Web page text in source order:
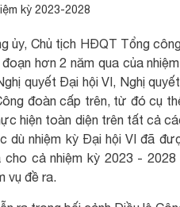
kỳ 2023-2028
ủy, Chủ tịch HĐQT Tổng
hơn 2 năm qua của
quyết Đại hội VI, Nghị
đoàn cấp trên, từ đó cụ
hiện toàn diện trên tất cả
dù nhiệm kỳ Đại hội VI đã
cả nhiệm kỳ 2023 -
vụ đề ra.